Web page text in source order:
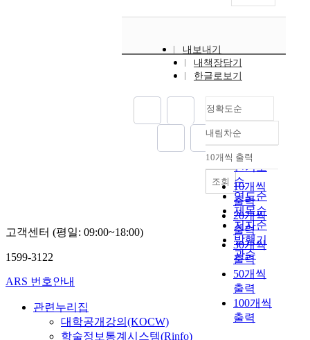
내보내기
내책장담기
한글로보기
정확도순
정확도
순
인기도
순
연도순
제목순
저자순
발행기
관순
내림차순
내림차순
10개씩 출력
10개씩
출력
20개씩
출력
30개씩
출력
50개씩
출력
100개씩
출력
조회
고객센터 (평일: 09:00~18:00)
1599-3122
ARS 번호안내
관련누리집
대학공개강의(KOCW)
학술정보통계시스템(Rinfo)